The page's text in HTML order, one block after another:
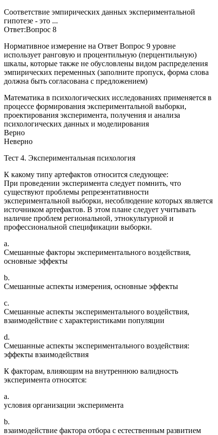
Соответствие эмпирических данных экспериментальной
гипотезе - это ...
Ответ:Вопрос 8
Нормативное измерение на Ответ Вопрос 9 уровне
использует ранговую и процентильную (перцентильную)
шкалы, которые также не обусловлены видом распределения
эмпирических переменных (заполните пропуск, форма слова
должна быть согласована с предложением)
Математика в психологических исследованиях применяется в
процессе формирования экспериментальной выборки,
проектирования эксперимента, получения и анализа
психологических данных и моделирования
Верно
Неверно
Тест 4. Экспериментальная психология
К какому типу артефактов относится следующее:
При проведении эксперимента следует помнить, что
существуют проблемы репрезентативности
экспериментальной выборки, несоблюдение которых является
источником артефактов. В этом плане следует учитывать
наличие проблем региональной, этнокультурной и
профессиональной спецификации выборки.
a.
Смешанные факторы экспериментального воздействия,
основные эффекты
b.
Смешанные аспекты измерения, основные эффекты
c.
Смешанные аспекты экспериментального воздействия,
взаимодействие с характеристиками популяции
d.
Смешанные аспекты экспериментального воздействия:
эффекты взаимодействия
К факторам, влияющим на внутреннюю валидность
эксперимента относятся:
a.
условия организации эксперимента
b.
взаимодействие фактора отбора с естественным развитием